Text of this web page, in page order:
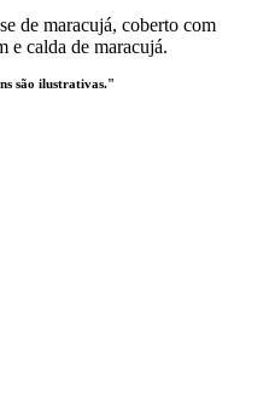
de maracujá, coberto com
e calda de maracujá.
são ilustrativas."